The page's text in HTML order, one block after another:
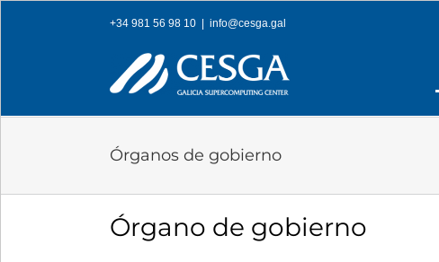
+34 981 56 98 10 info@cesga.gal
Órganos de gobierno
Órgano de gobierno